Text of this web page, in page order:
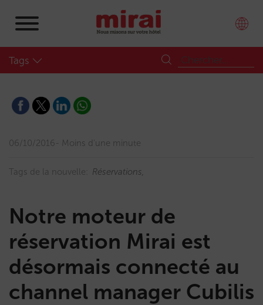
Tags
06/10/2016 Moins d'une minute
Tags de la nouvelle: Réservations
Notre moteur de
réservation Mirai est
désormais connecté au
channel manager Cubilis